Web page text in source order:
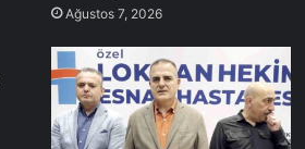
Ağustos 7, 2026